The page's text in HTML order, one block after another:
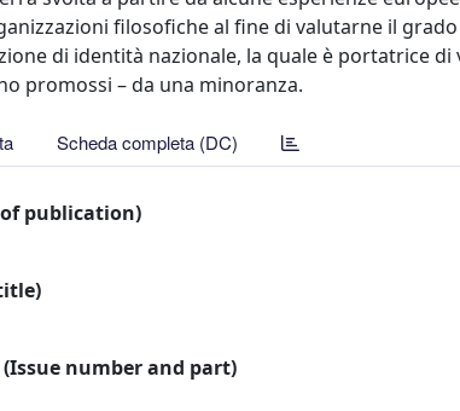
filosofiche al fine di valutarne il
di identità nazionale, la quale è portatrice
promossi – da una minoranza.
Scheda completa (DC)
publication)
number and part)